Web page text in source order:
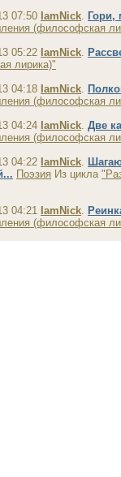
07:50 IamNick.
(философская
05:22 IamNick.
лирика)"
04:18 IamNick.
(философская
04:24 IamNick. Две
(философская
04:22 IamNick.
Поэзия Из цикла
04:21 IamNick.
(философская